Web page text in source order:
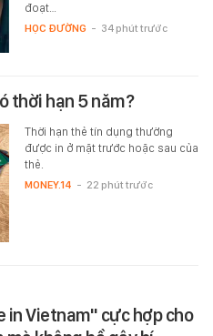
đoạt…
HỌC ĐƯỜNG - 34 phút trước
thời hạn 5 năm?
Thời hạn thẻ tín dụng thường
được in ở mặt trước hoặc sau của
thẻ.
MONEY.14 - 22 phút trước
Vietnam" cực hợp cho